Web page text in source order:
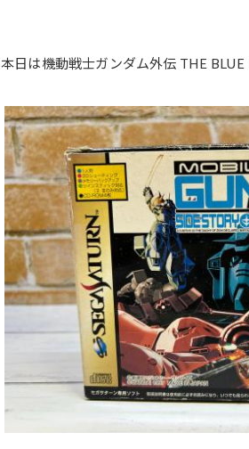
本日は機動戦士ガンダム外伝 THE BLUE